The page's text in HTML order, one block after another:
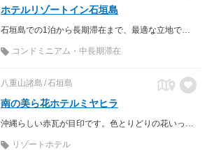
ホテルリゾートイン石垣島
石垣島での1泊から長期滞在まで、最適な立地です! この料金で広々23㎡の快適空間。全室キッチン・充実家電付き！
コンドミニアム・中長期滞在
八重山諸島 石垣島
南の美ら花ホテルミヤヒラ
リゾートホテル